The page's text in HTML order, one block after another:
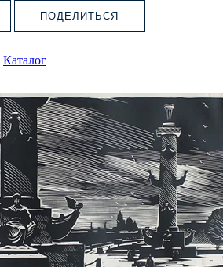
ПОДЕЛИТЬСЯ
Каталог